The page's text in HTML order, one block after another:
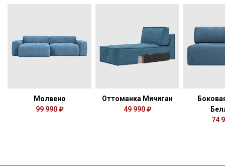
Молвено
99 990 ₽
Оттоманка Мичиган
49 990 ₽
74